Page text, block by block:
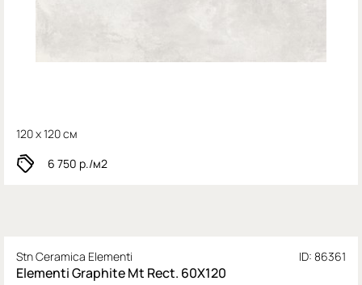
120 x 120 см
6 750 р./м2
Stn Ceramica Elementi ID: 86361
Elementi Graphite Mt Rect. 60X120